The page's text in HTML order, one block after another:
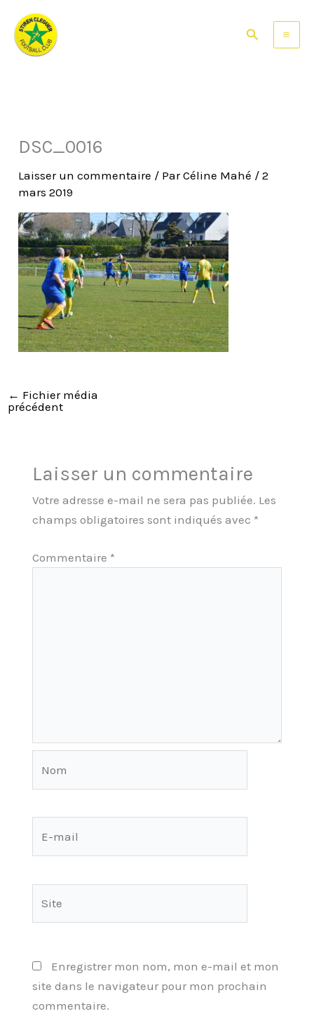
contenu
Rechercher
DSC_0016
Laisser un commentaire / ParCéline Mahé /2
mars 2019
← Fichier média
précédent
Laisser un commentaire
Votre adresse e-mail ne sera pas publiée. Les
champs obligatoires sont indiqués avec *
Commentaire *
Enregistrer mon nom, mon e-mail et mon
site dans le navigateur pour mon prochain
commentaire.